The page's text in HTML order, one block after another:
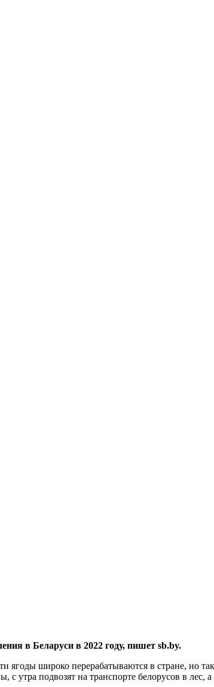
в Беларуси в 2022 году, пишет sb.by.
ягоды широко перерабатываются в стране, но
подвозят на транспорте белорусов в лес,